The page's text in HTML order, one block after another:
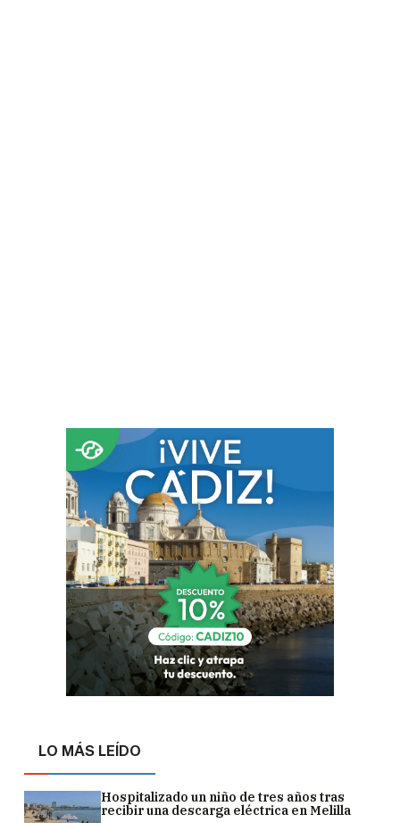
LO MÁS LEÍDO
Hospitalizado un niño de tres años tras
recibir una descarga eléctrica en Melilla